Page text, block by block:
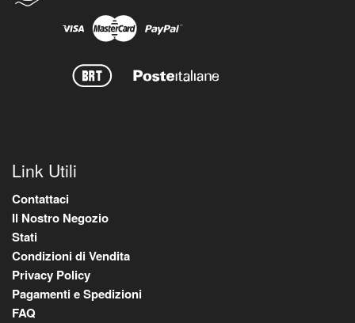
Link Utili
Contattaci
Il Nostro Negozio
Stati
Condizioni di Vendita
Privacy Policy
Pagamenti e Spedizioni
FAQ